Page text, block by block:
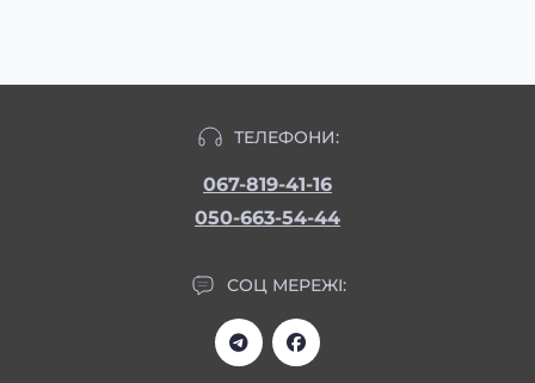
ТЕЛЕФОНИ:
067-819-41-16
050-663-54-44
СОЦ МЕРЕЖІ: